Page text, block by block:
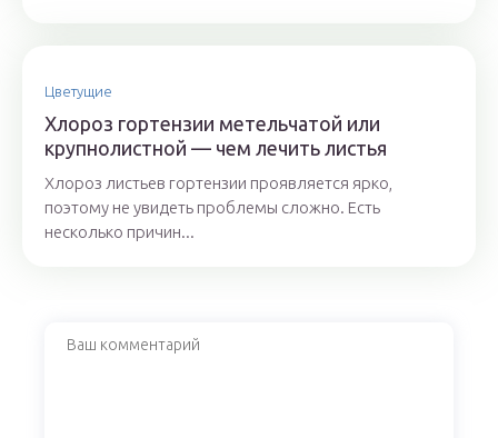
Цветущие
Хлороз гортензии метельчатой или
крупнолистной — чем лечить листья
Хлороз листьев гортензии проявляется ярко,
поэтому не увидеть проблемы сложно. Есть
несколько причин...